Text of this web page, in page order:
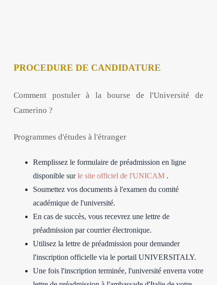
PROCEDURE DE CANDIDATURE
Comment postuler à la bourse de l'Université de
Camerino ?
Programmes d'études à l'étranger
Remplissez le formulaire de préadmission en ligne
disponible surle site officiel de l'UNICAM .
Soumettez vos documents à l'examen du comité
académique de l'université.
En cas de succès, vous recevrez une lettre de
préadmission par courrier électronique.
Utilisez la lettre de préadmission pour demander
l'inscription officielle via le portail UNIVERSITALY.
Une fois l'inscription terminée, l'université enverra votre